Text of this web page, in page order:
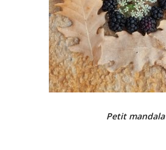
Petit mandala